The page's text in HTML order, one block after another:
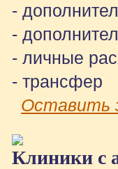
-
-
- личные
- трансфер
Оставить
Клиники с